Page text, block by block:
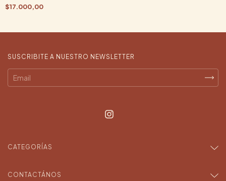
$17.000,00
SUSCRIBITE A NUESTRO NEWSLETTER
CATEGORÍAS
CONTACTÁNOS